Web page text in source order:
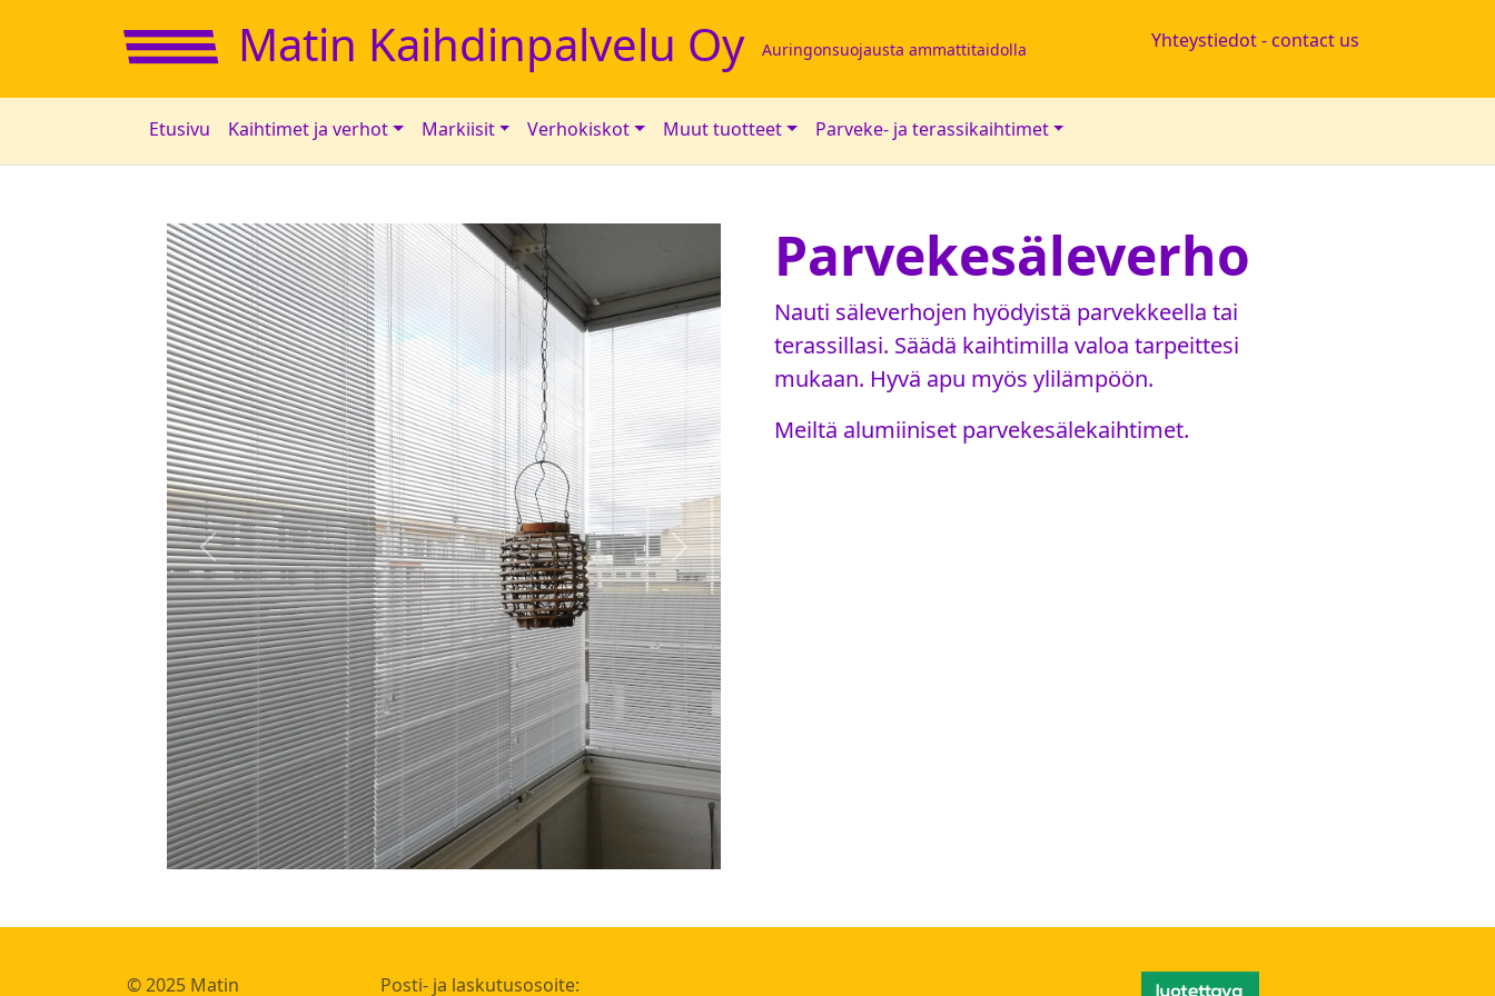
Matin Kaihdinpalvelu Oy Auringonsuojausta ammattitaidolla Yhteystiedot - contact us
Etusivu Kaihtimet ja verhot Markiisit Verhokiskot Muut tuotteet Parveke- ja terassikaihtimet
Previous Next
Parvekesäleverho
Nauti säleverhojen hyödyistä parvekkeella tai
terassillasi. Säädä kaihtimilla valoa tarpeittesi
mukaan. Hyvä apu myös ylilämpöön.
Meiltä alumiiniset parvekesälekaihtimet.
© 2025 Matin Posti- ja laskutusosoite: